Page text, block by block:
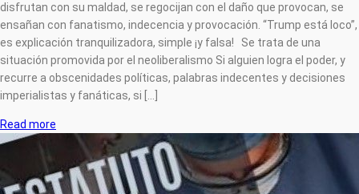
disfrutan con su maldad, se regocijan con el daño que provocan, se
ensañan con fanatismo, indecencia y provocación. “Trump está loco”,
es explicación tranquilizadora, simple ¡y falsa! Se trata de una
situación promovida por el neoliberalismo Si alguien logra el poder, y
recurre a obscenidades políticas, palabras indecentes y decisiones
imperialistas y fanáticas, si [...]
Read more